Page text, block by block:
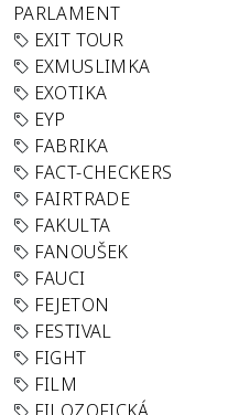
PARLAMENT
EXIT TOUR
EXMUSLIMKA
EXOTIKA
EYP
FABRIKA
FACT-CHECKERS
FAIRTRADE
FAKULTA
FANOUŠEK
FAUCI
FEJETON
FESTIVAL
FIGHT
FILM